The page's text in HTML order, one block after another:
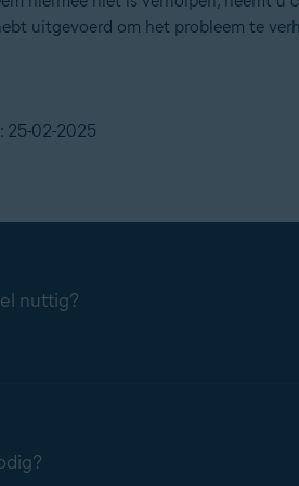
uitgevoerd om het probleem te
25-02-2025
nuttig?